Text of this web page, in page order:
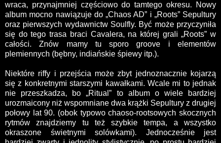
wraca, przynajmniej częściowo do tamtego okresu. Nowy
album mocno nawiązuje do „Chaos AD” i „Roots” Sepultury
oraz pierwszych wydawnictw Soulfly. Być może przyczyniła
się do tego trasa braci Cavalera, na której grali „Roots” w
całości. Znów mamy tu sporo groove i elementów
plemiennych (bębny, indiańskie śpiewy itp.).
Niektóre riffy i przejścia może zbyt jednoznacznie kojarzą
się z konkretnymi starszymi kawałkami. Wcale mi to jednak
nie przeszkadza, bo „Ritual” to album o wiele bardziej
urozmaicony niż wspomniane dwa krążki Sepultury z drugiej
połowy lat 90. (obok typowo chaoso-rootsowych skocznych
rytmów znajdziemy tu też szybkie tempa, a wszystko
okraszone świetnymi solówkami). Jednocześnie jest